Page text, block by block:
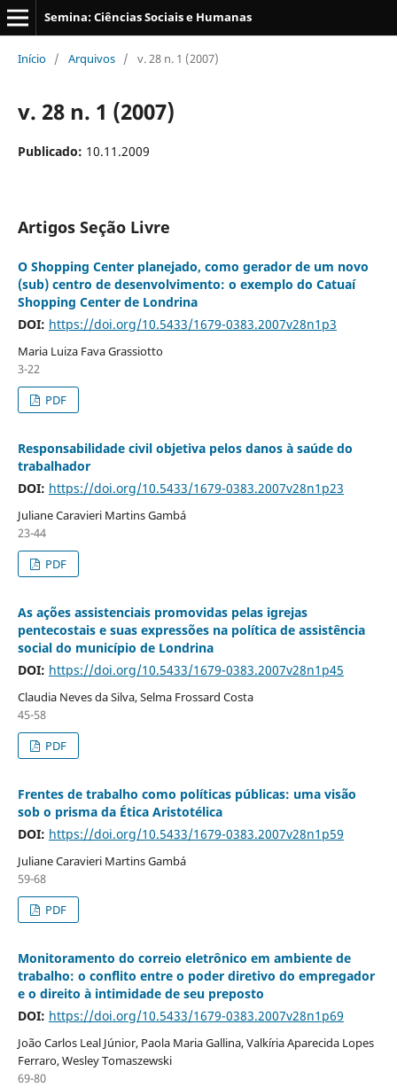
Semina: Ciências Sociais e Humanas
Início / Arquivos / v. 28 n. 1 (2007)
v. 28 n. 1 (2007)
Publicado: 10.11.2009
Artigos Seção Livre
O Shopping Center planejado, como gerador de um novo
(sub) centro de desenvolvimento: o exemplo do Catuaí
Shopping Center de Londrina
DOI: https://doi.org/10.5433/1679-0383.2007v28n1p3
Maria Luiza Fava Grassiotto
3-22
PDF
Responsabilidade civil objetiva pelos danos à saúde do
trabalhador
DOI: https://doi.org/10.5433/1679-0383.2007v28n1p23
Juliane Caravieri Martins Gambá
23-44
PDF
As ações assistenciais promovidas pelas igrejas
pentecostais e suas expressões na política de assistência
social do município de Londrina
DOI: https://doi.org/10.5433/1679-0383.2007v28n1p45
Claudia Neves da Silva, Selma Frossard Costa
45-58
PDF
Frentes de trabalho como políticas públicas: uma visão
sob o prisma da Ética Aristotélica
DOI: https://doi.org/10.5433/1679-0383.2007v28n1p59
Juliane Caravieri Martins Gambá
59-68
PDF
Monitoramento do correio eletrônico em ambiente de
trabalho: o conflito entre o poder diretivo do empregador
e o direito à intimidade de seu preposto
DOI: https://doi.org/10.5433/1679-0383.2007v28n1p69
João Carlos Leal Júnior, Paola Maria Gallina, Valkíria Aparecida Lopes
Ferraro, Wesley Tomaszewski
69-80